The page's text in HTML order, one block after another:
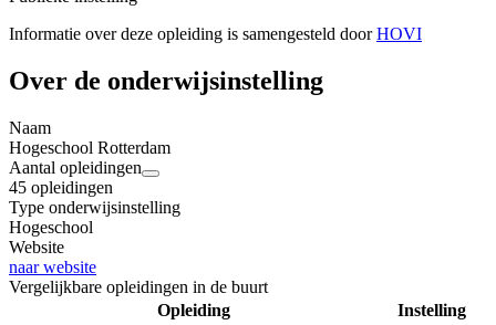
Informatie over deze opleiding is samengesteld doorHOVI
Over de onderwijsinstelling
Naam
Hogeschool Rotterdam
Aantal opleidingen
45 opleidingen
Type onderwijsinstelling
Hogeschool
Website
naar website
Vergelijkbare opleidingen in de buurt
Opleiding
Instelling